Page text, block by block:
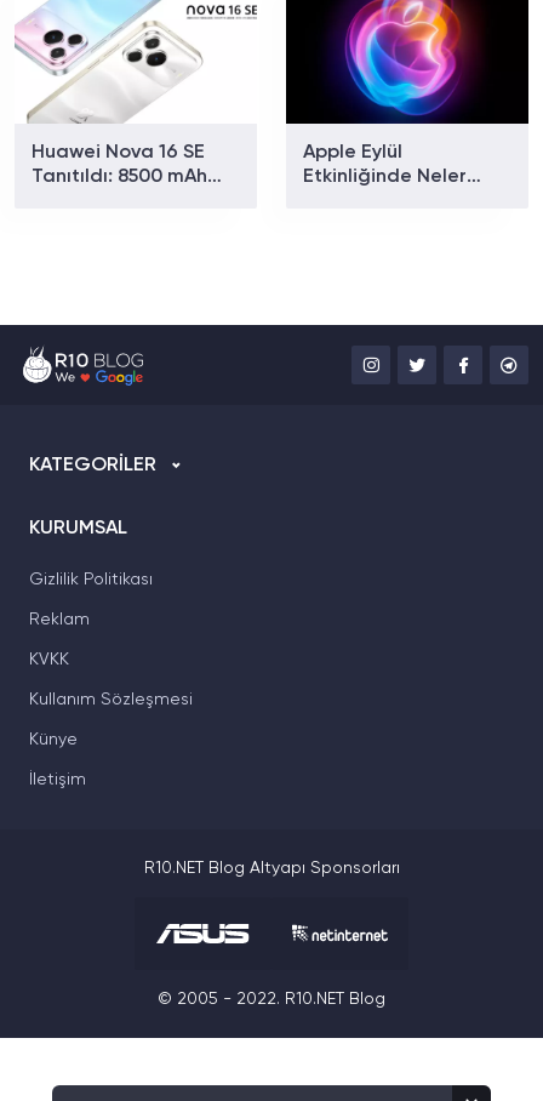
Huawei Nova 16 SE
Tanıtıldı: 8500 mAh
Apple Eylül
Etkinliğinde Neler
KATEGORİLER
KURUMSAL
Gizlilik Politikası
Reklam
KVKK
Kullanım Sözleşmesi
Künye
İletişim
R10.NET Blog Altyapı Sponsorları
© 2005 - 2022. R10.NET Blog